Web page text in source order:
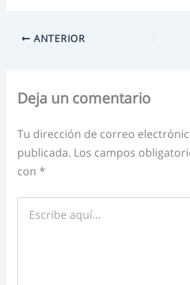
ANTERIOR
Deja un comentario
Tu dirección de correo
publicada. Los campos
con *
aquí...